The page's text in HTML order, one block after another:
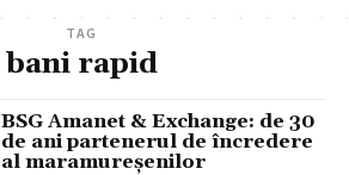
TAG
bani rapid
BSG Amanet & Exchange: de 30
de ani partenerul de încredere
al maramureșenilor